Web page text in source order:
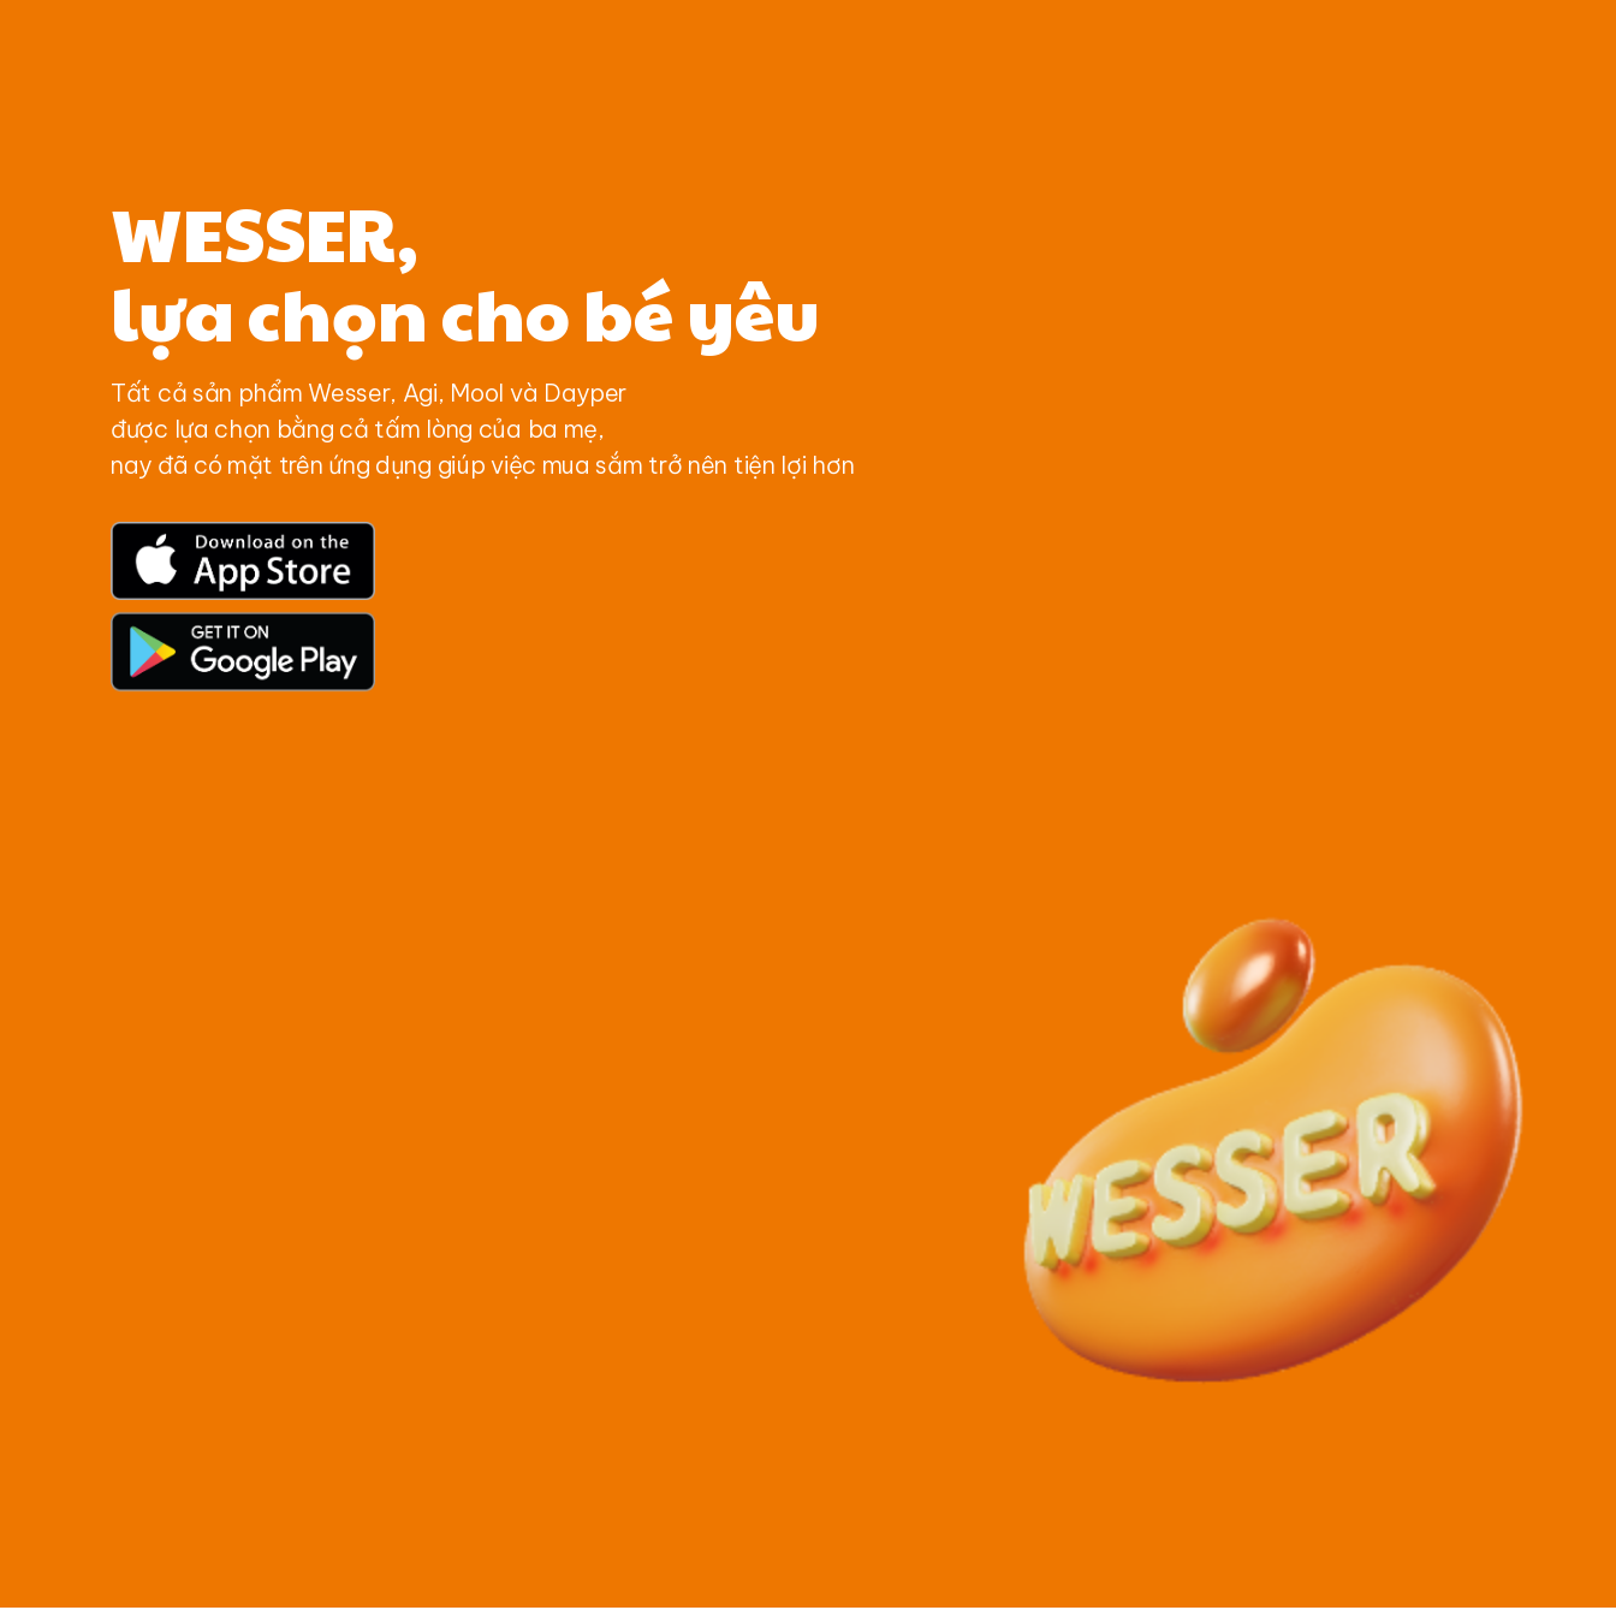
WESSER,
lựa chọn cho bé yêu
Tất cả sản phẩm Wesser, Agi, Mool và Dayper
được lựa chọn bằng cả tấm lòng của ba mẹ,
nay đã có mặt trên ứng dụng giúp việc mua sắm trở nên tiện lợi hơn